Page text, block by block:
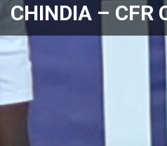
CHINDIA – CFR